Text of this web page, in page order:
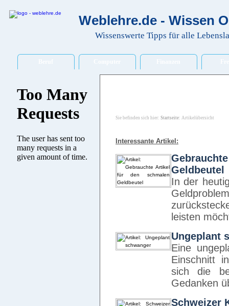
Weblehre.de - Wissen
Wissenswerte Tipps für alle
Sie befinden sich hier: Startseite: Artikelübersicht
Interessante Artikel:
Geldbeutel
In der
leisten
Ungeplant
Eine
Einschnitt
sich die
Gedanken
Schweizer